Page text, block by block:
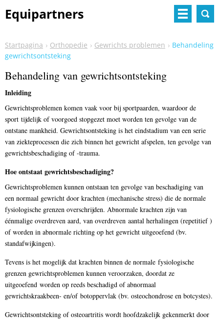
Equipartners
Startpagina Orthopedie Gewrichts problemen
Behandeling
gewrichtsontsteking
Behandeling van gewrichtsontsteking
Inleiding
Gewrichtsproblemen komen vaak voor bij sportpaarden, waardoor de
sport tijdelijk of voorgoed stopgezet moet worden ten gevolge van de
ontstane mankheid. Gewrichtsontsteking is het eindstadium van een serie
van ziekteprocessen die zich binnen het gewricht afspelen, ten gevolge van
gewrichtsbeschadiging of -trauma.
Hoe ontstaat gewrichtsbeschadiging?
Gewrichtsproblemen kunnen ontstaan ten gevolge van beschadiging van
een normaal gewricht door krachten (mechanische stress) die de normale
fysiologische grenzen overschrijden. Abnormale krachten zijn van
éénmalige overdreven aard, van overdreven aantal herhalingen (repetitief )
of worden in abnormale richting op het gewricht uitgeoefend (bv.
standafwijkingen).
Tevens is het mogelijk dat krachten binnen de normale fysiologische
grenzen gewrichtsproblemen kunnen veroorzaken, doordat ze
uitgeoefend worden op reeds beschadigd of abnormaal
gewrichtskraakbeen- en/of botoppervlak (bv. osteochondrose en botcystes).
Gewrichtsontsteking of osteoartritis wordt hoofdzakelijk gekenmerkt door